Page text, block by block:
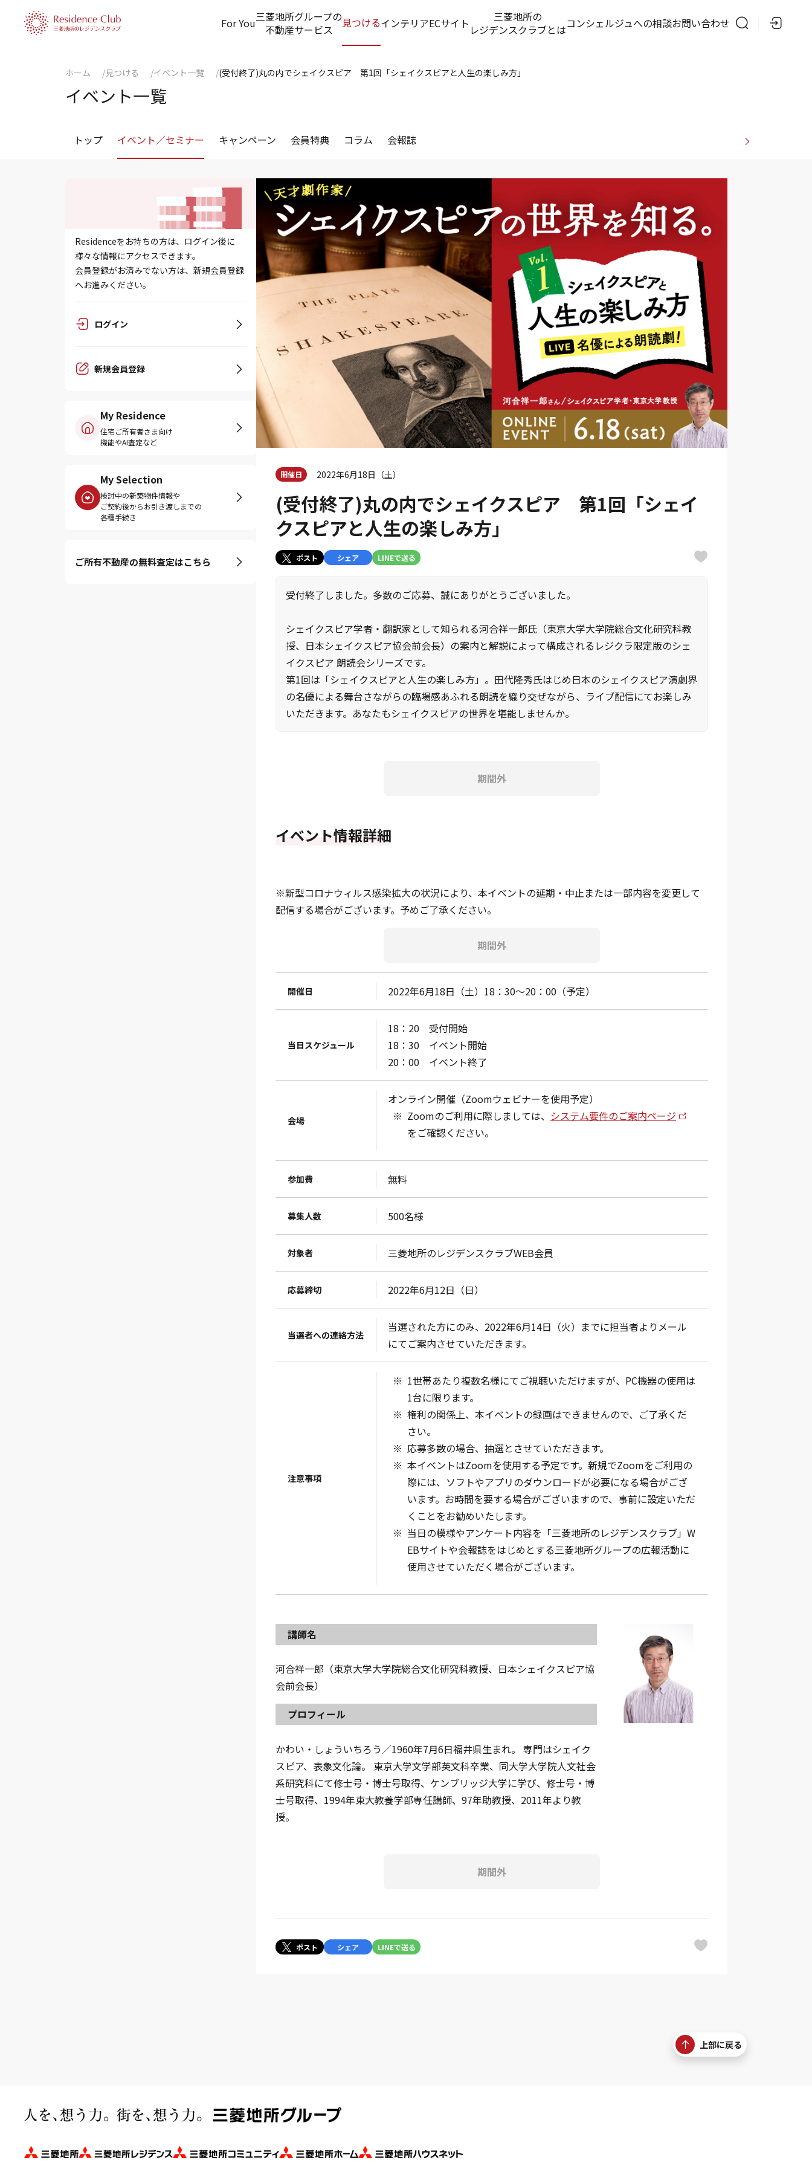
For You三菱地所グループの
不動産サービス
見つけるインテリアECサイト
三菱地所の
レジデンスクラブとはコンシェルジュへの相談お問い合わせ
ホーム 見つける イベント一覧 (受付終了)丸の内でシェイクスピア 第1回「シェイクスピアと人生の楽しみ方」
イベント一覧
トップ イベント／セミナー キャンペーン 会員特典 コラム 会報誌
Residenceをお持ちの方は、ログイン後に
様々な情報にアクセスできます。
会員登録がお済みでない方は、新規会員登録
へお進みください。
ログイン
新規会員登録
My Residence
住宅ご所有者さま向け
機能やAI査定など
My Selection
検討中の新築物件情報や
ご契約後からお引き渡しまでの
各種手続き
ご所有不動産の無料査定はこちら
開催日 2022年6月18日（土）
(受付終了)丸の内でシェイクスピア 第1回「シェイ
クスピアと人生の楽しみ方」
ポスト シェア LINEで送る
受付終了しました。多数のご応募、誠にありがとうございました。
シェイクスピア学者・翻訳家として知られる河合祥一郎氏（東京大学大学院総合文化研究科教
授、日本シェイクスピア協会前会長）の案内と解説によって構成されるレジクラ限定版のシェ
イクスピア 朗読会シリーズです。
第1回は「シェイクスピアと人生の楽しみ方」。田代隆秀氏はじめ日本のシェイクスピア演劇界
の名優による舞台さながらの臨場感あふれる朗読を織り交ぜながら、ライブ配信にてお楽しみ
いただきます。あなたもシェイクスピアの世界を堪能しませんか。
期間外
イベント情報詳細
※新型コロナウィルス感染拡大の状況により、本イベントの延期・中止または一部内容を変更して
配信する場合がございます。予めご了承ください。
期間外
開催日 2022年6月18日（土）18：30〜20：00（予定）
当日スケジュール
18：20 受付開始
18：30 イベント開始
20：00 イベント終了
会場
オンライン開催（Zoomウェビナーを使用予定）
Zoomのご利用に際しましては、 システム要件のご案内ページ
をご確認ください。
参加費 無料
募集人数 500名様
対象者 三菱地所のレジデンスクラブWEB会員
応募締切 2022年6月12日（日）
当選者への連絡方法
当選された方にのみ、2022年6月14日（火）までに担当者よりメール
にてご案内させていただきます。
注意事項
1世帯あたり複数名様にてご視聴いただけますが、PC機器の使用は
1台に限ります。
権利の関係上、本イベントの録画はできませんので、ご了承くだ
さい。
応募多数の場合、抽選とさせていただきます。
本イベントはZoomを使用する予定です。新規でZoomをご利用の
際には、ソフトやアプリのダウンロードが必要になる場合がござ
います。お時間を要する場合がございますので、事前に設定いただ
くことをお勧めいたします。
当日の模様やアンケート内容を「三菱地所のレジデンスクラブ」W
EBサイトや会報誌をはじめとする三菱地所グループの広報活動に
使用させていただく場合がございます。
講師名
河合祥一郎（東京大学大学院総合文化研究科教授、日本シェイクスピア協
会前会長）
プロフィール
かわい・しょういちろう／1960年7月6日福井県生まれ。 専門はシェイク
スピア、表象文化論。 東京大学文学部英文科卒業、同大学大学院人文社会
系研究科にて修士号・博士号取得、ケンブリッジ大学に学び、修士号・博
士号取得、1994年東大教養学部専任講師、97年助教授、2011年より教
授。
期間外
ポスト シェア LINEで送る
上部に戻る